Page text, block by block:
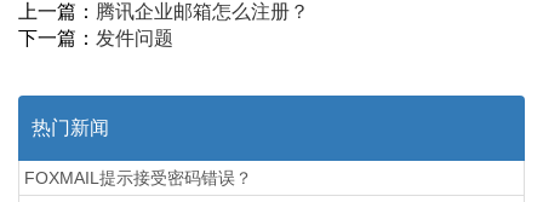
上一篇： 腾讯企业邮箱怎么注册？
下一篇： 发件问题
热门新闻
FOXMAIL提示接受密码错误？